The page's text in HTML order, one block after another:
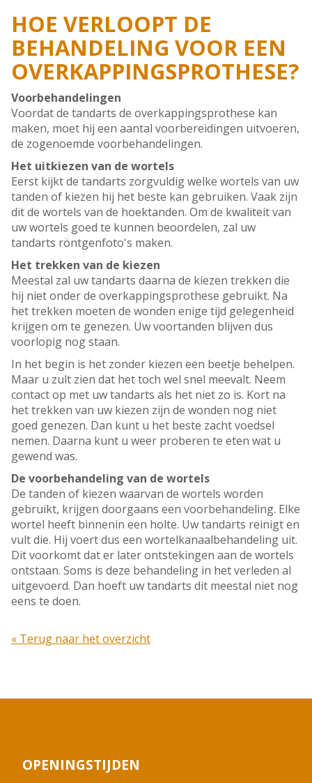
HOE VERLOOPT DE
BEHANDELING VOOR EEN
OVERKAPPINGSPROTHESE?
Voorbehandelingen
Voordat de tandarts de overkappingsprothese kan
maken, moet hij een aantal voorbereidingen uitvoeren,
de zogenoemde voorbehandelingen.
Het uitkiezen van de wortels
Eerst kijkt de tandarts zorgvuldig welke wortels van uw
tanden of kiezen hij het beste kan gebruiken. Vaak zijn
dit de wortels van de hoektanden. Om de kwaliteit van
uw wortels goed te kunnen beoordelen, zal uw
tandarts röntgenfoto's maken.
Het trekken van de kiezen
Meestal zal uw tandarts daarna de kiezen trekken die
hij niet onder de overkappingsprothese gebruikt. Na
het trekken moeten de wonden enige tijd gelegenheid
krijgen om te genezen. Uw voortanden blijven dus
voorlopig nog staan.
In het begin is het zonder kiezen een beetje behelpen.
Maar u zult zien dat het toch wel snel meevalt. Neem
contact op met uw tandarts als het niet zo is. Kort na
het trekken van uw kiezen zijn de wonden nog niet
goed genezen. Dan kunt u het beste zacht voedsel
nemen. Daarna kunt u weer proberen te eten wat u
gewend was.
De voorbehandeling van de wortels
De tanden of kiezen waarvan de wortels worden
gebruikt, krijgen doorgaans een voorbehandeling. Elke
wortel heeft binnenin een holte. Uw tandarts reinigt en
vult die. Hij voert dus een wortelkanaalbehandeling uit.
Dit voorkomt dat er later ontstekingen aan de wortels
ontstaan. Soms is deze behandeling in het verleden al
uitgevoerd. Dan hoeft uw tandarts dit meestal niet nog
eens te doen.
« Terug naar het overzicht
OPENINGSTIJDEN